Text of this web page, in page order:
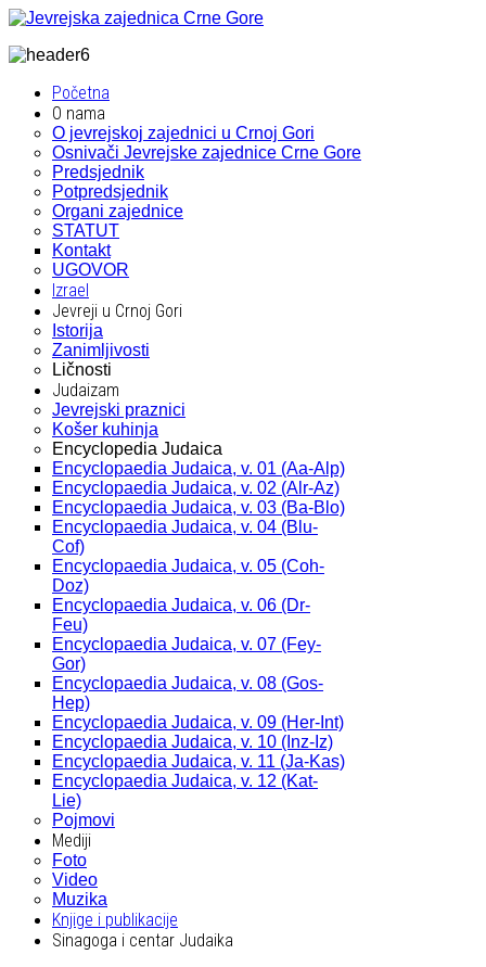
Početna
O nama
O jevrejskoj zajednici u Crnoj Gori
Osnivači Jevrejske zajednice Crne Gore
Predsjednik
Potpredsjednik
Organi zajednice
STATUT
Kontakt
UGOVOR
Izrael
Jevreji u Crnoj Gori
Istorija
Zanimljivosti
Ličnosti
Judaizam
Jevrejski praznici
Košer kuhinja
Encyclopedia Judaica
Encyclopaedia Judaica, v. 01 (Aa-Alp)
Encyclopaedia Judaica, v. 02 (Alr-Az)
Encyclopaedia Judaica, v. 03 (Ba-Blo)
Encyclopaedia Judaica, v. 04 (Blu-
Cof)
Encyclopaedia Judaica, v. 05 (Coh-
Doz)
Encyclopaedia Judaica, v. 06 (Dr-
Feu)
Encyclopaedia Judaica, v. 07 (Fey-
Gor)
Encyclopaedia Judaica, v. 08 (Gos-
Hep)
Encyclopaedia Judaica, v. 09 (Her-Int)
Encyclopaedia Judaica, v. 10 (Inz-Iz)
Encyclopaedia Judaica, v. 11 (Ja-Kas)
Encyclopaedia Judaica, v. 12 (Kat-
Lie)
Pojmovi
Mediji
Foto
Video
Muzika
Knjige i publikacije
Sinagoga i centar Judaika